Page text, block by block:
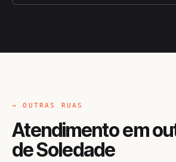
→ OUTRAS RUAS
Atendimento em
de Soledade